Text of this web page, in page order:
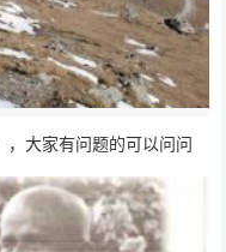
大家有问题的可以问问